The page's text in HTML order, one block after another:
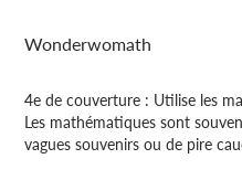
Wonderwomath
4e de couverture : Utilise les
Les mathématiques sont
vagues souvenirs ou de pire